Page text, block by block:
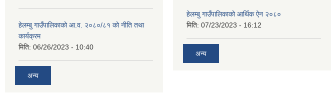
हेलम्बु गाउँपालिकाको आ.व. २०८०/८१ को नीति तथा
कार्यक्रम
मिति: 06/26/2023 - 10:40
अन्य
हेलम्बु गाउँपालिकाको आर्थिक ऐन २०८०
मिति: 07/23/2023 - 16:12
अन्य